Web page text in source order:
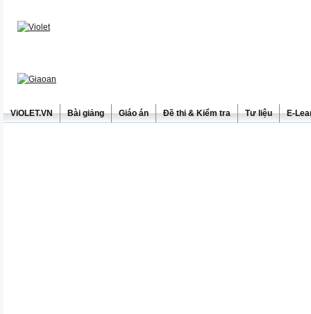
ViOLET.VN Bài giảng Giáo án Đề thi & Kiểm tra Tư liệu E-